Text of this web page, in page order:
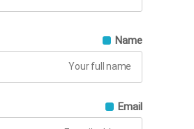
Name
Email